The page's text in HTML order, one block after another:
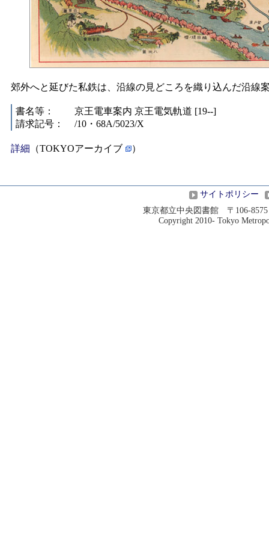
郊外へと延びた私鉄は、沿線の見どころを織り込んだ沿線
書名等：
京王電車案内 京王電気軌道 [19--]
請求記号：
/10・68A/5023/X
詳細 （TOKYOアーカイブ ）
サイトポリシー
東京都立中央図書館 〒106-
Copyright 2010- Tokyo